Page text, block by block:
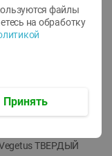
ТВЕРДЫЙ
файлы
на обработку
Принять